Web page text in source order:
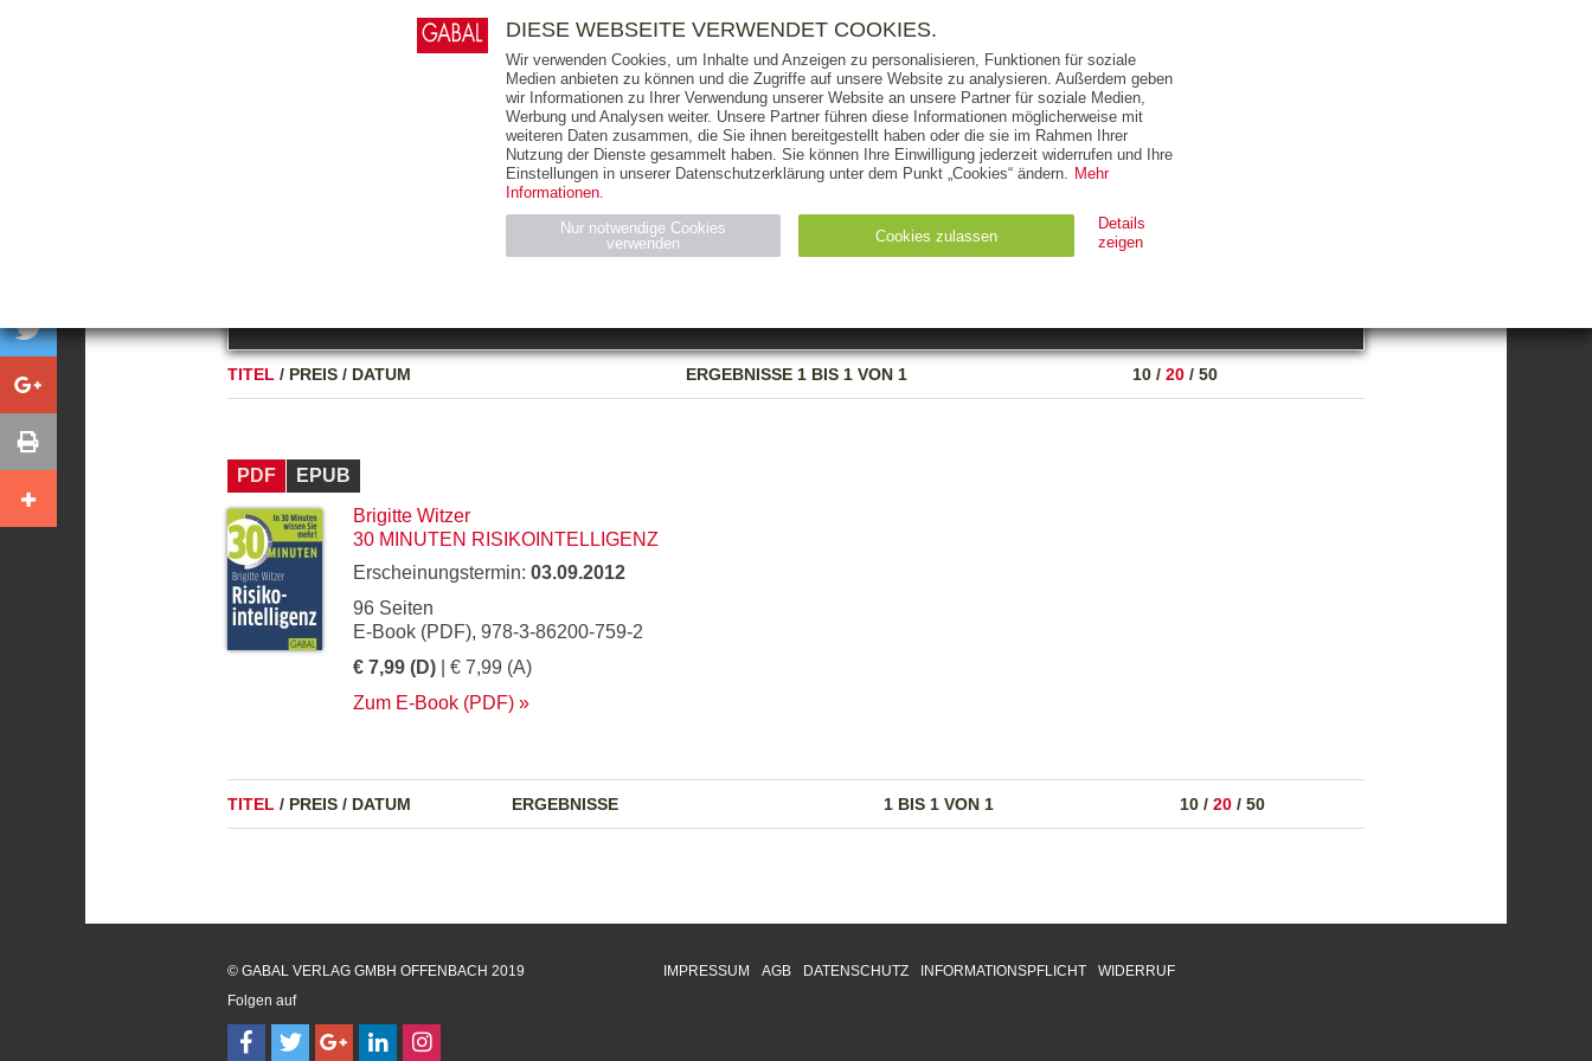
AUSGABEART AUS DER REIHE ZUM THEMA
TITEL / PREIS / DATUM ERGEBNISSE1 BIS 1 VON 1 10 / 20 / 50
PDF
EPUB
Brigitte Witzer
30 MINUTEN RISIKOINTELLIGENZ
Erscheinungstermin: 03.09.2012
96 Seiten
E-Book (PDF), 978-3-86200-759-2
€ 7,99 (D) | € 7,99 (A)
Zum E-Book (PDF)
TITEL / PREIS / DATUM ERGEBNISSE 1 BIS 1 VON 1 10 / 20 / 50
E-BOOKS AUDIO-CDS MP3 NON-BOOKS
THEMEN AUTOREN VERLAG
RIGHTS PRESSE HANDEL FÜR UNTERNEHMEN
IMPRESSUM AGB DATENSCHUTZ INFORMATIONSPFLICHT WIDERRUF
© GABAL VERLAG GMBH OFFENBACH 2019
Folgen auf
DIESE WEBSEITE VERWENDET COOKIES.
Wir verwenden Cookies, um Inhalte und Anzeigen zu personalisieren, Funktionen für soziale
Medien anbieten zu können und die Zugriffe auf unsere Website zu analysieren. Außerdem geben
wir Informationen zu Ihrer Verwendung unserer Website an unsere Partner für soziale Medien,
Werbung und Analysen weiter. Unsere Partner führen diese Informationen möglicherweise mit
weiteren Daten zusammen, die Sie ihnen bereitgestellt haben oder die sie im Rahmen Ihrer
Nutzung der Dienste gesammelt haben. Sie können Ihre Einwilligung jederzeit widerrufen und Ihre
Einstellungen in unserer Datenschutzerklärung unter dem Punkt „Cookies“ ändern. Mehr
Informationen.
Nur notwendige Cookies
verwenden
Cookies zulassen
Details
zeigen
Name Anbieter Zweck Ablauf
Typ
Wird für die Speicherung der Benutzer-Session verwendet HTTP